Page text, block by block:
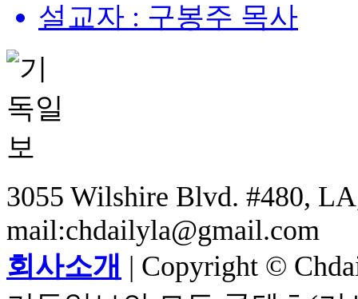
설교자 : 구봉주 목사
3055 Wilshire Blvd. #480,
mail:chdailyla@gmail.com
회사소개 | Copyright ©